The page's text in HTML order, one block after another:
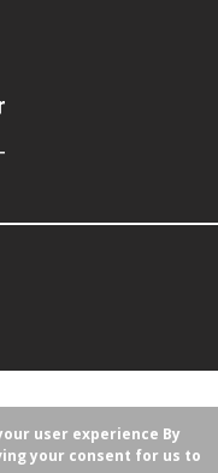
user experience By
your consent for us to